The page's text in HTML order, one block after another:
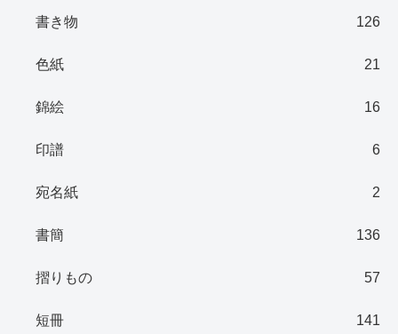
書き物 126
色紙 21
錦絵 16
印譜 6
宛名紙 2
書簡 136
摺りもの 57
短冊 141